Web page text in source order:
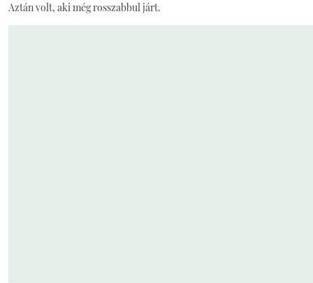
Aztán volt, aki még rosszabbul járt.